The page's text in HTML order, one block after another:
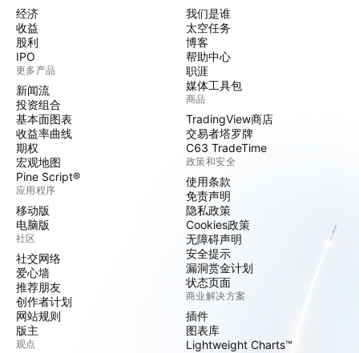
经济
收益
股利
IPO
更多产品
新闻流
投资组合
基本面图表
收益率曲线
期权
宏观地图
Pine Script®
应用程序
移动版
电脑版
社区
社交网络
爱心墙
推荐朋友
创作者计划
网站规则
版主
观点
我们是谁
太空任务
博客
帮助中心
职涯
媒体工具包
商品
TradingView商店
交易者塔罗牌
C63 TradeTime
政策和安全
使用条款
免责声明
隐私政策
Cookies政策
无障碍声明
安全提示
漏洞赏金计划
状态页面
商业解决方案
插件
图表库
Lightweight Charts™